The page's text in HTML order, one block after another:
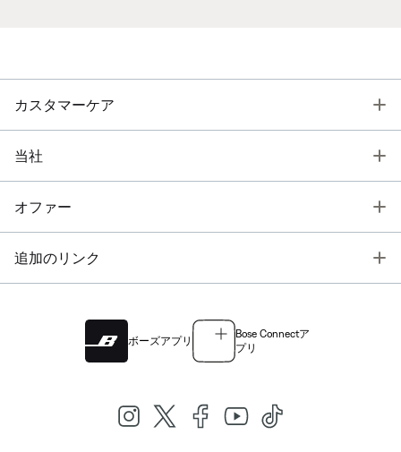
カスタマーケア
当社
オファー
追加のリンク
ボーズアプリ
Bose Connectア
プリ